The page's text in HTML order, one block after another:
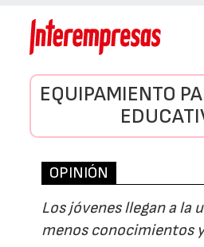
EQUIPAMIENTO
OPINIÓN
Los jóvenes llegan a la
menos conocimientos